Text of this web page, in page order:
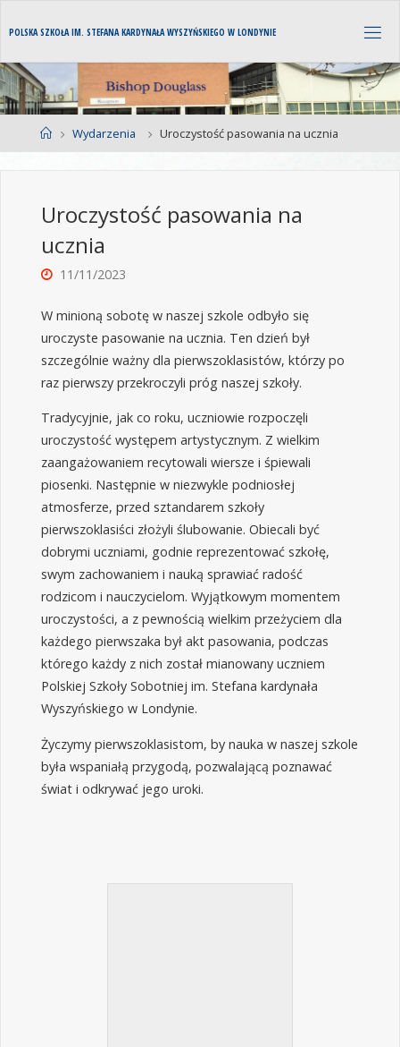
POLSKA SZKOŁA IM. STEFANA KARDYNAŁA WYSZYŃSKIEGO W LONDYNIE
Wydarzenia Uroczystość pasowania na ucznia
Uroczystość pasowania na
ucznia
11/11/2023
W minioną sobotę w naszej szkole odbyło się
uroczyste pasowanie na ucznia. Ten dzień był
szczególnie ważny dla pierwszoklasistów, którzy po
raz pierwszy przekroczyli próg naszej szkoły.
Tradycyjnie, jak co roku, uczniowie rozpoczęli
uroczystość występem artystycznym. Z wielkim
zaangażowaniem recytowali wiersze i śpiewali
piosenki. Następnie w niezwykle podniosłej
atmosferze, przed sztandarem szkoły
pierwszoklasiści złożyli ślubowanie. Obiecali być
dobrymi uczniami, godnie reprezentować szkołę,
swym zachowaniem i nauką sprawiać radość
rodzicom i nauczycielom. Wyjątkowym momentem
uroczystości, a z pewnością wielkim przeżyciem dla
każdego pierwszaka był akt pasowania, podczas
którego każdy z nich został mianowany uczniem
Polskiej Szkoły Sobotniej im. Stefana kardynała
Wyszyńskiego w Londynie.
Życzymy pierwszoklasistom, by nauka w naszej szkole
była wspaniałą przygodą, pozwalającą poznawać
świat i odkrywać jego uroki.